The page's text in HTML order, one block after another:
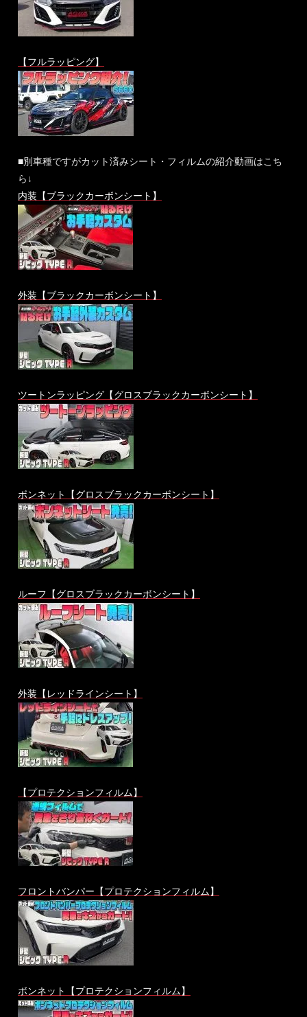
【フルラッピング】
■別車種ですがカット済みシート・フィルムの紹介動画はこち
ら↓
内装【ブラックカーボンシート】
外装【ブラックカーボンシート】
ツートンラッピング【グロスブラックカーボンシート】
ボンネット【グロスブラックカーボンシート】
ルーフ【グロスブラックカーボンシート】
外装【レッドラインシート】
【プロテクションフィルム】
フロントバンパー【プロテクションフィルム】
ボンネット【プロテクションフィルム】